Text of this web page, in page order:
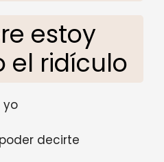
estoy
el ridículo
yo
decirte